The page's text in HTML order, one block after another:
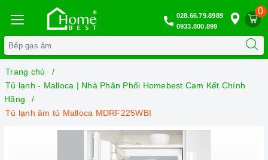
0
028.66.79.8989
0933.800.899
Trang chủ
Tủ lạnh - Malloca | Nhà Phân Phối Homebest Cam Kết Chính
Hãng
Tủ lạnh âm tủ Malloca MDRF225WBI